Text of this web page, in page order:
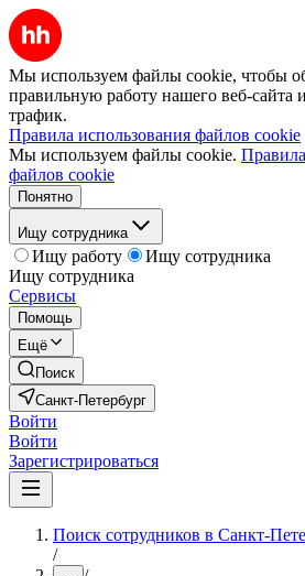
Мы используем файлы cookie, чтобы
правильную работу нашего веб-сайта
трафик.
Правила использования файлов cookie
Мы используем файлы cookie.
файлов cookie
Понятно
Ищу сотрудника
Ищу работу
Ищу сотрудника
Ищу сотрудника
Сервисы
Помощь
Ещё
Поиск
Санкт-Петербург
Войти
Войти
Зарегистрироваться
Поиск сотрудников в Санкт-
/